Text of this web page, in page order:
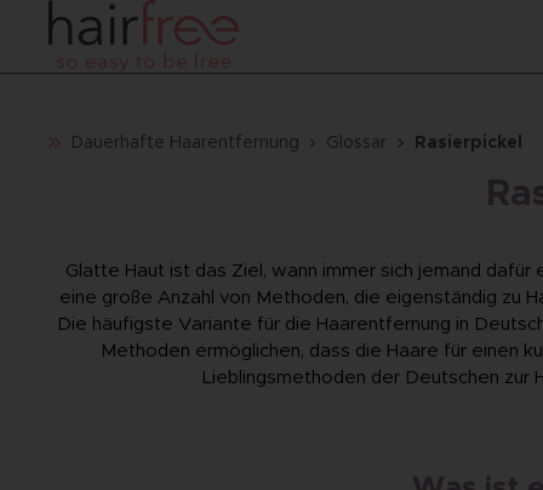
Dauerhafte Haarentfernung Glossar Rasierpickel
Glatte Haut ist das Ziel, wann immer sich jemand
eine große Anzahl von Methoden, die eigenständig zu
Die häufigste Variante für die Haarentfernung in
Methoden ermöglichen, dass die Haare für einen
Lieblingsmethoden der Deutschen zur